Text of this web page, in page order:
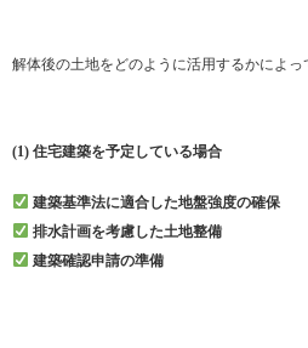
解体後の土地をどのように活用するかによっ
(1) 住宅建築を予定している場合
建築基準法に適合した地盤強度の確保
排水計画を考慮した土地整備
建築確認申請の準備